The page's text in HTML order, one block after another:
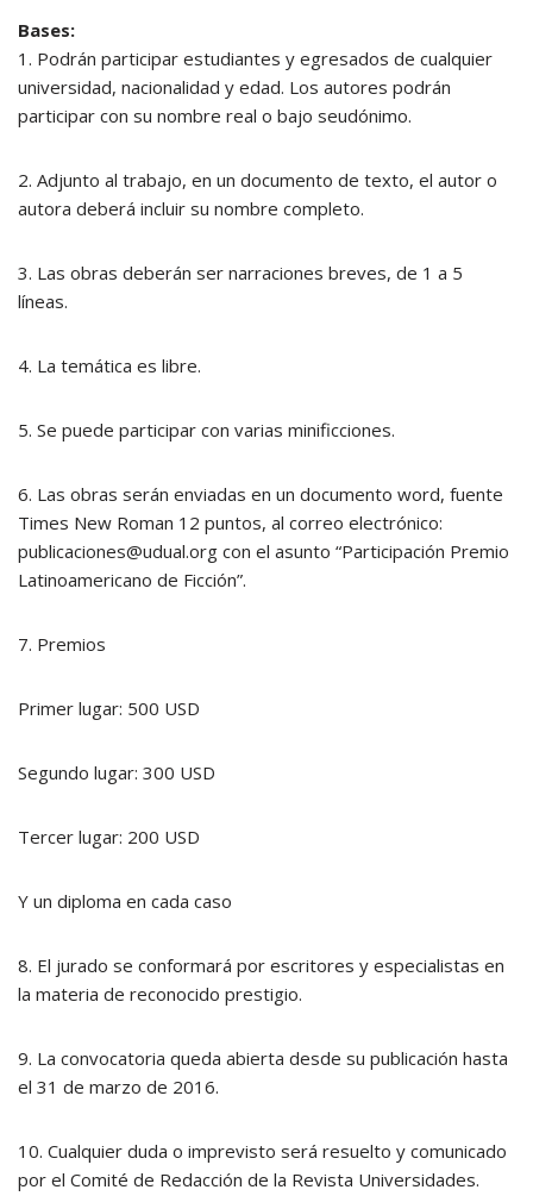
Bases:
1. Podrán participar estudiantes y egresados de cualquier
universidad, nacionalidad y edad. Los autores podrán
participar con su nombre real o bajo seudónimo.
2. Adjunto al trabajo, en un documento de texto, el autor o
autora deberá incluir su nombre completo.
3. Las obras deberán ser narraciones breves, de 1 a 5
líneas.
4. La temática es libre.
5. Se puede participar con varias minificciones.
6. Las obras serán enviadas en un documento word, fuente
Times New Roman 12 puntos, al correo electrónico:
publicaciones@udual.org con el asunto “Participación Premio
Latinoamericano de Ficción”.
7. Premios
Primer lugar: 500 USD
Segundo lugar: 300 USD
Tercer lugar: 200 USD
Y un diploma en cada caso
8. El jurado se conformará por escritores y especialistas en
la materia de reconocido prestigio.
9. La convocatoria queda abierta desde su publicación hasta
el 31 de marzo de 2016.
10. Cualquier duda o imprevisto será resuelto y comunicado
por el Comité de Redacción de la Revista Universidades.